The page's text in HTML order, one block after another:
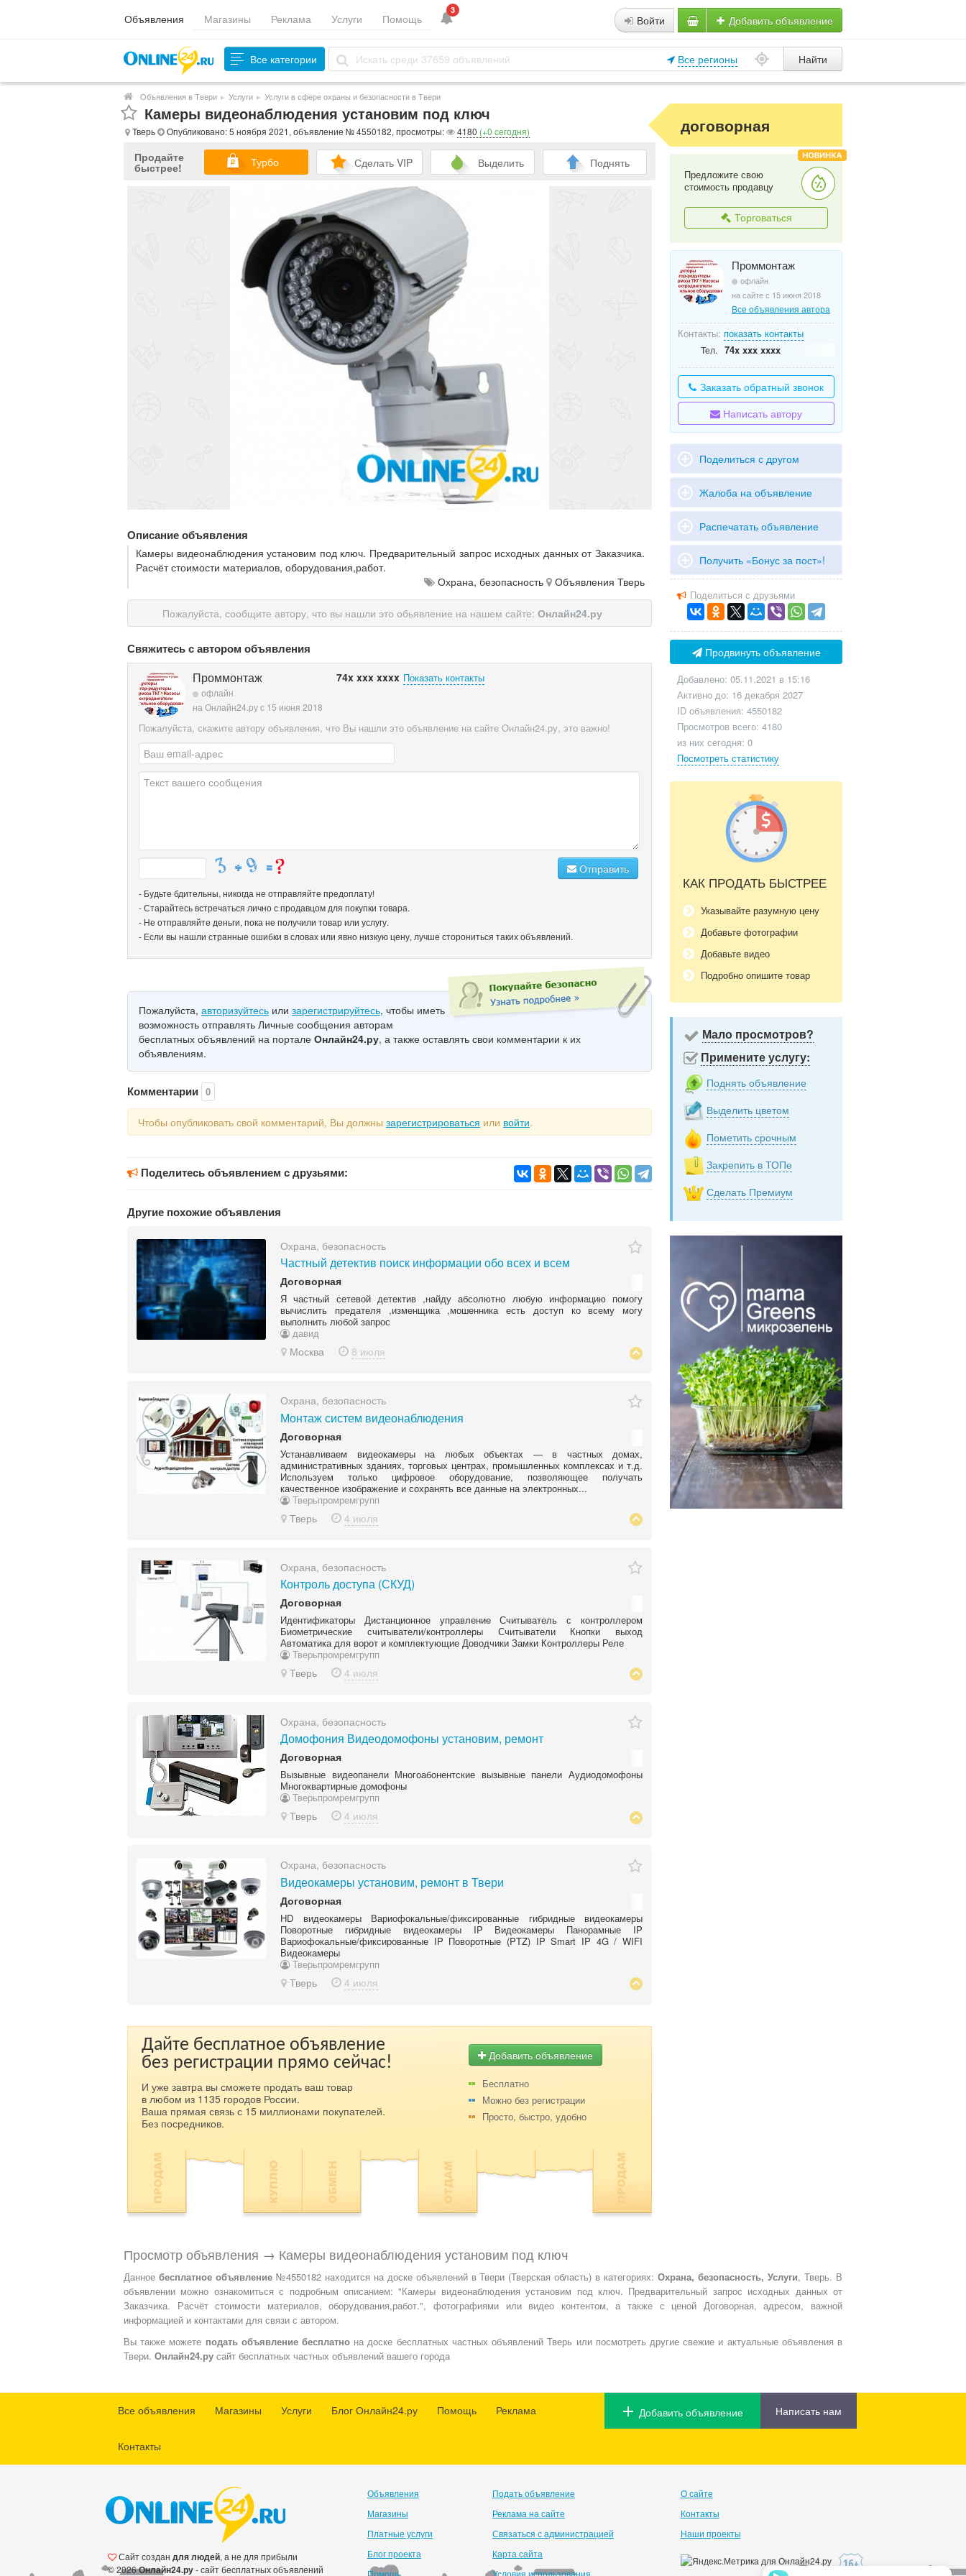
Объявления Магазины Реклама Услуги Помощь
3
Войти Добавить объявление
Все категории Все регионы Найти
Объявления в Твери ▸ Услуги ▸ Услуги в сфере охраны и безопасности в Твери
Камеры видеонаблюдения установим под ключ
Тверь Опубликовано: 5 ноября 2021, объявление № 4550182, просмотры: 4180 (+0 сегодня)
Продайте
быстрее! Турбо Сделать VIP Выделить Поднять
Описание объявления
Камеры видеонаблюдения установим под ключ. Предварительный запрос исходных данных от Заказчика.
Расчёт стоимости материалов, оборудования,работ.
Охрана, безопасность
Объявления Тверь
Пожалуйста, сообщите автору, что вы нашли это обьявление на нашем сайте: Онлайн24.ру
Свяжитесь с автором объявления
Проммонтаж
офлайн
на Онлайн24.ру с 15 июня 2018
74x xxx xxxx Показать контакты
Пожалуйста, скажите автору объявления, что Вы нашли это объявление на сайте Онлайн24.ру, это важно!
Отправить
- Будьте бдительны, никогда не отправляйте предоплату!
- Старайтесь встречаться лично с продавцом для покупки товара.
- Не отправляйте деньги, пока не получили товар или услугу.
- Если вы нашли странные ошибки в словах или явно низкую цену, лучше сторониться таких объявлений.
Пожалуйста, авторизуйтесь или зарегистрируйтесь, чтобы иметь
возможность отправлять Личные сообщения авторам
бесплатных объявлений на портале Онлайн24.ру, а также оставлять свои комментарии к их
объявлениям.
Комментарии 0
Чтобы опубликовать свой комментарий, Вы должны зарегистрироваться или войти.
Поделитесь объявлением с друзьями:
Другие похожие объявления
Охрана, безопасность
Частный детектив поиск информации обо всех и всем
Договорная
Я частный сетевой детектив ,найду абсолютно любую информацию помогу
вычислить предателя ,изменщика ,мошенника есть доступ ко всему могу
выполнить любой запрос
давид
Москва 8 июля
Охрана, безопасность
Монтаж систем видеонаблюдения
Договорная
Устанавливаем видеокамеры на любых объектах — в частных домах,
административных зданиях, торговых центрах, промышленных комплексах и т.д.
Используем только цифровое оборудование, позволяющее получать
качественное изображение и сохранять все данные на электронных...
Тверьпромремгрупп
Тверь 4 июля
Охрана, безопасность
Контроль доступа (СКУД)
Договорная
Идентификаторы Дистанционное управление Считыватель с контроллером
Биометрические считыватели/контроллеры Считыватели Кнопки выход
Автоматика для ворот и комплектующие Доводчики Замки Контроллеры Реле
Тверьпромремгрупп
Тверь 4 июля
Охрана, безопасность
Домофония Видеодомофоны установим, ремонт
Договорная
Вызывные видеопанели Многоабонентские вызывные панели Аудиодомофоны
Многоквартирные домофоны
Тверьпромремгрупп
Тверь 4 июля
Охрана, безопасность
Видеокамеры установим, ремонт в Твери
Договорная
HD видеокамеры Вариофокальные/фиксированные гибридные видеокамеры
Поворотные гибридные видеокамеры IP Видеокамеры Панорамные IP
Вариофокальные/фиксированные IP Поворотные (PTZ) IP Smart IP 4G / WIFI
Видеокамеры
Тверьпромремгрупп
Тверь 4 июля
Добавить объявление
Бесплатно
Можно без регистрации
Просто, быстро, удобно
Дайте бесплатное объявление
без регистрации прямо сейчас!
И уже завтра вы сможете продать ваш товар
в любом из 1135 городов России.
Ваша прямая связь с 15 миллионами покупателей.
Без посредников.
договорная
Предложите свою
стоимость продавцу
Торговаться
Проммонтаж
офлайн
на сайте с 15 июня 2018
Все объявления автора
Контакты: показать контакты
Тел. 74x xxx xxxx
Заказать обратный звонок
Написать автору
Поделиться с другом
Жалоба на объявление
Распечатать объявление
Получить «Бонус за пост»!
Поделиться с друзьями
Продвинуть объявление
Добавлено: 05.11.2021 в 15:16
Активно до: 16 декабря 2027
ID объявления: 4550182
Просмотров всего: 4180
из них сегодня: 0
Посмотреть статистику
КАК ПРОДАТЬ БЫСТРЕЕ
Указывайте разумную цену
Добавьте фотографии
Добавьте видео
Подробно опишите товар
Мало просмотров?
Примените услугу:
Поднять объявление
Выделить цветом
Пометить срочным
Закрепить в ТОПе
Сделать Премиум
Просмотр объявления → Камеры видеонаблюдения установим под ключ
Данное бесплатное объявление№4550182 находится на доске объявлений в Твери (Тверская область) в категориях:Охрана, безопасность, Услуги, Тверь. В
объявлении можно ознакомиться с подробным описанием: "Камеры видеонаблюдения установим под ключ. Предварительный запрос исходных данных от
Заказчика. Расчёт стоимости материалов, оборудования,работ.", фотографиями или видео контентом, а также с ценой Договорная, адресом, важной
информацией и контактами для связи с автором.
Вы также можете подать объявление бесплатно на доске бесплатных частных объявлений Тверь или посмотреть другие свежие и актуальные объявления в
Твери. Онлайн24.ру сайт бесплатных частных объявлений вашего города
Добавить объявление Написать нам
Все объявления Магазины Услуги Блог Онлайн24.ру Помощь Реклама
Контакты
Сайт создан для людей, а не для прибыли
© 2026Онлайн24.ру- сайт бесплатных объявлений
Объявления
Магазины
Платные услуги
Блог проекта
Помощь
Подать объявление
Реклама на сайте
Связаться с администрацией
Карта сайта
Условия использования
О сайте
Контакты
Наши проекты